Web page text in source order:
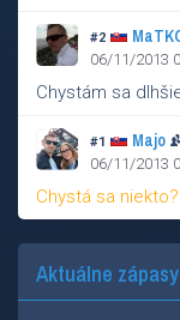
#2
06/11/2013
Chystám sa
#1 Majo
06/11/2013
Chystá sa niekto?
Aktuálne zápasy